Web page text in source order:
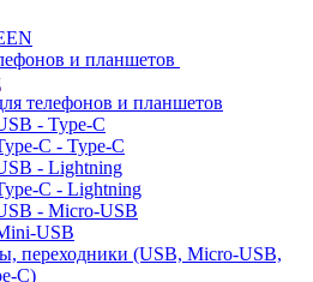
и планшетов
телефонов и планшетов
- Type-C
C - Type-C
- Lightning
C - Lightning
- Micro-USB
USB
переходники (USB, Micro-USB,
C)